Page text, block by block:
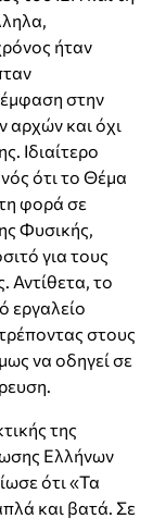
ήταν
έμφαση στην
και όχι
Ιδιαίτερο
ότι το Θέμα
φορά σε
Φυσικής,
για τους
Αντίθετα, το
εργαλείο
στους
να οδηγεί σε
της
Ελλήνων
ότι «Τα
και βατά. Σε